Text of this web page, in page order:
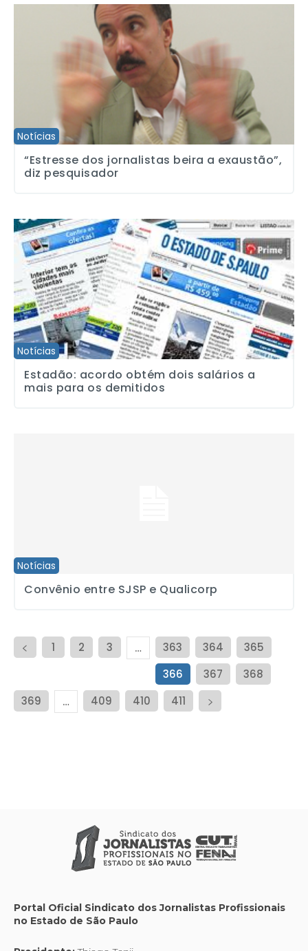
Notícias
“Estresse dos jornalistas beira a exaustão”, diz pesquisador
“Estresse dos jornalistas beira a exaustão”,
diz pesquisador
Notícias
Estadão: acordo obtém dois salários a mais para os demitidos
Estadão: acordo obtém dois salários a
mais para os demitidos
Notícias
Convênio entre SJSP e Qualicorp
1 2 3 … 363 364
365
366
367
368
369
… 409 410 411
Portal Oficial Sindicato dos Jornalistas Profissionais
no Estado de São Paulo